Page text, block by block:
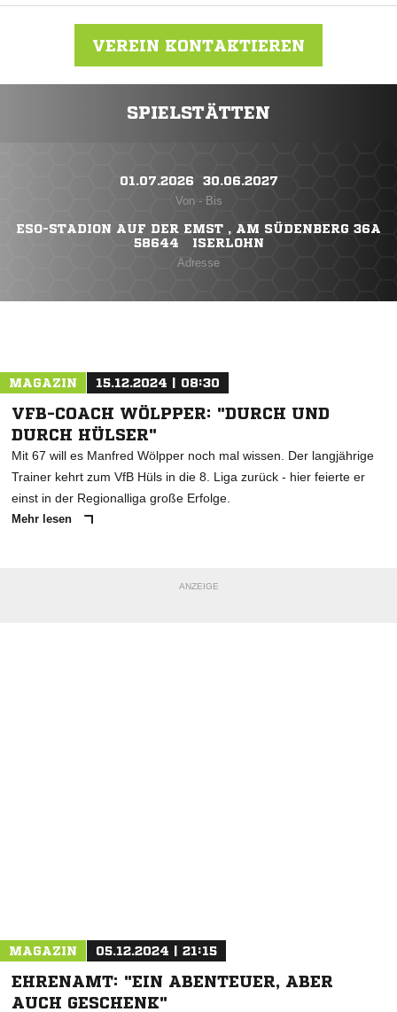
VEREIN KONTAKTIEREN
Nachricht an FC Borussia Dröschede
SPIELSTÄTTEN
01.07.2026 ​ 30.06.2027
Von - Bis
ESO-STADION AUF DER EMST , AM SÜDENBERG 36A
58644 ISERLOHN
Adresse
MAGAZIN 15.12.2024 | 08:30
VFB-COACH WÖLPPER: "DURCH UND
DURCH HÜLSER"
Mit 67 will es Manfred Wölpper noch mal wissen. Der langjährige
Trainer kehrt zum VfB Hüls in die 8. Liga zurück - hier feierte er
einst in der Regionalliga große Erfolge.
Mehr lesen
ANZEIGE
MAGAZIN 05.12.2024 | 21:15
EHRENAMT: "EIN ABENTEUER, ABER
AUCH GESCHENK"